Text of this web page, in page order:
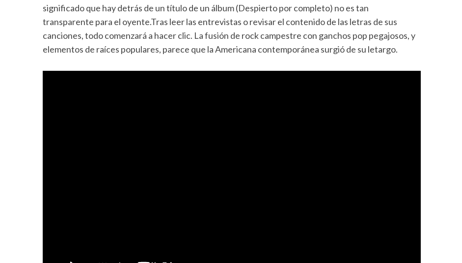
significado que hay detrás de un título de un álbum (Despierto por completo) no es tan
transparente para el oyente.Tras leer las entrevistas o revisar el contenido de las letras de sus
canciones, todo comenzará a hacer clic. La fusión de rock campestre con ganchos pop pegajosos, y
elementos de raíces populares, parece que la Americana contemporánea surgió de su letargo.